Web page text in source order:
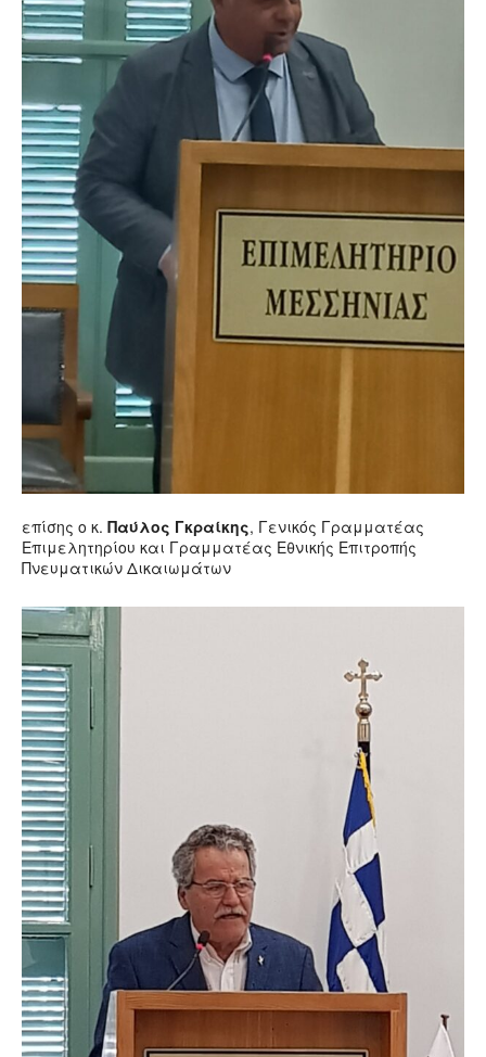
επίσης ο κ. Παύλος Γκραίκης, Γενικός Γραμματέας
Επιμελητηρίου και Γραμματέας Εθνικής Επιτροπής
Πνευματικών Δικαιωμάτων